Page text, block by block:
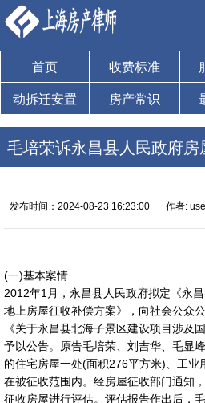
首页 收费标准
动拆迁安置 房产常识
毛培荣诉永昌县人民政府房
发布时间：2024-08-23 16:23:00 作者:
(一)基本案情
2012年1月，永昌县人民政府拟定《永
地上房屋征收补偿方案》，向社会公众
《关于永昌县北海子景区建设项目涉及
予以公告。原告毛培荣、刘吉华、毛显
的住宅房屋一处(面积276平方米)、工
在被征收范围内。经房屋征收部门通知
征收房屋进行评估。评估报告作出后，